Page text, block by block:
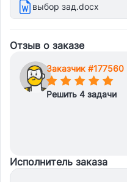
выбор зад.docx
Отзыв о заказе
Заказчик #177560
(*)(*)(*)(*)(*)
Решить 4 задачи
Исполнитель заказа